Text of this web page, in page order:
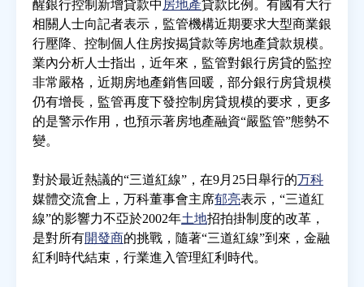
研究獎勵
房地產年鑑
電子報
訂閱電子報
醒銀行控制新增貸款中 房地產貸款比例。有國有大行
相關人士向記者表示，監管機構近期要求大型商業銀
行壓降、控制個人住房按揭貸款等房地產貸款規模。
業內分析人士指出，近年來，監管對銀行房貸的監控
非常嚴格，近期房地產銷售回暖，部分銀行房貸規模
仍有增長，監管再度下發控制房貸規模的要求，更多
的是警示作用，也預示著房地產融資“嚴監管”態勢不
變。
對於最近熱議的“三道紅線”，在9月25日舉行的万科
媒體交流會上，万科董事會主席郁亮表示，“三道紅
線”的影響力不亞於2002年土地招拍掛制度的改革，
是對所有開發商的挑戰，隨著“三道紅線”到來，金融
紅利時代結束，行業進入管理紅利時代。